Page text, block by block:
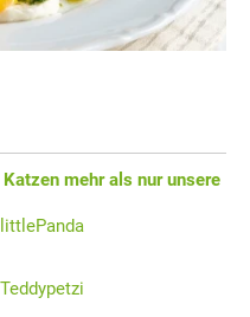
mehr als nur unsere
littlePanda
Teddypetzi